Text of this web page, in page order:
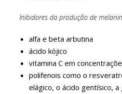
Inibidores da produção de
alfa e beta arbutina
ácido kójico
vitamina C em
polifenois como o
elágico, o ácido gentísico, a